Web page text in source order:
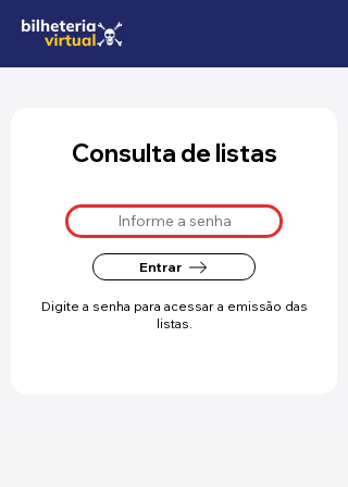
Consulta de listas
Entrar
Digite a senha para acessar a emissão das
listas.